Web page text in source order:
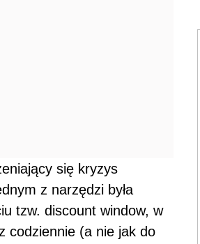
się kryzys
z narzędzi była
tzw. discount window, w
codziennie (a nie jak do